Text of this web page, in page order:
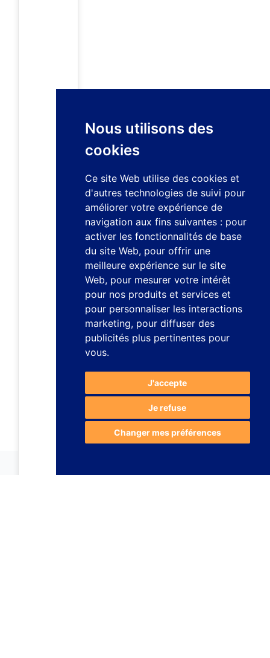
Nous utilisons des
cookies
Ce site Web utilise des cookies et
d'autres technologies de suivi pour
améliorer votre expérience de
navigation aux fins suivantes : pour
activer les fonctionnalités de base
du site Web, pour offrir une
meilleure expérience sur le site
Web, pour mesurer votre intérêt
pour nos produits et services et
pour personnaliser les interactions
marketing, pour diffuser des
publicités plus pertinentes pour
vous.
J'accepte
Je refuse
Changer mes préférences